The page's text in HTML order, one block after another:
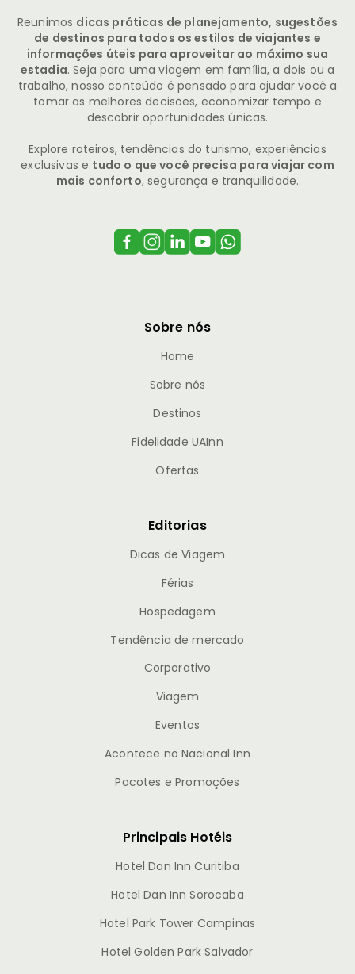
Reunimos dicas práticas de planejamento, sugestões
de destinos para todos os estilos de viajantes e
informações úteis para aproveitar ao máximo sua
estadia. Seja para uma viagem em família, a dois ou a
trabalho, nosso conteúdo é pensado para ajudar você a
tomar as melhores decisões, economizar tempo e
descobrir oportunidades únicas.
Explore roteiros, tendências do turismo, experiências
exclusivas e tudo o que você precisa para viajar com
mais conforto, segurança e tranquilidade.
Sobre nós
Home
Sobre nós
Destinos
Fidelidade UAInn
Ofertas
Editorias
Dicas de Viagem
Férias
Hospedagem
Tendência de mercado
Corporativo
Viagem
Eventos
Acontece no Nacional Inn
Pacotes e Promoções
Principais Hotéis
Hotel Dan Inn Curitiba
Hotel Dan Inn Sorocaba
Hotel Park Tower Campinas
Hotel Golden Park Salvador